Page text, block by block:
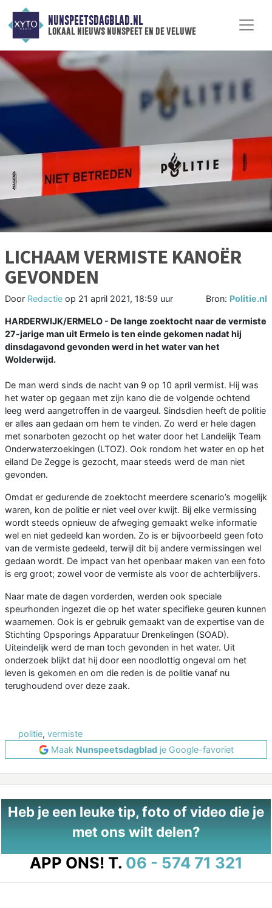
NUNSPEETSDAGBLAD.NL
lokaal nieuws nunspeet en de veluwe
LICHAAM VERMISTE KANOËR
GEVONDEN
Door Redactie op 21 april 2021, 18:59 uur Bron: Politie.nl
HARDERWIJK/ERMELO - De lange zoektocht naar de vermiste
27-jarige man uit Ermelo is ten einde gekomen nadat hij
dinsdagavond gevonden werd in het water van het
Wolderwijd.
De man werd sinds de nacht van 9 op 10 april vermist. Hij was
het water op gegaan met zijn kano die de volgende ochtend
leeg werd aangetroffen in de vaargeul. Sindsdien heeft de politie
er alles aan gedaan om hem te vinden. Zo werd er hele dagen
met sonarboten gezocht op het water door het Landelijk Team
Onderwaterzoekingen (LTOZ). Ook rondom het water en op het
eiland De Zegge is gezocht, maar steeds werd de man niet
gevonden.
Omdat er gedurende de zoektocht meerdere scenario’s mogelijk
waren, kon de politie er niet veel over kwijt. Bij elke vermissing
wordt steeds opnieuw de afweging gemaakt welke informatie
wel en niet gedeeld kan worden. Zo is er bijvoorbeeld geen foto
van de vermiste gedeeld, terwijl dit bij andere vermissingen wel
gedaan wordt. De impact van het openbaar maken van een foto
is erg groot; zowel voor de vermiste als voor de achterblijvers.
Naar mate de dagen vorderden, werden ook speciale
speurhonden ingezet die op het water specifieke geuren kunnen
waarnemen. Ook is er gebruik gemaakt van de expertise van de
Stichting Opsporings Apparatuur Drenkelingen (SOAD).
Uiteindelijk werd de man toch gevonden in het water. Uit
onderzoek blijkt dat hij door een noodlottig ongeval om het
leven is gekomen en om die reden is de politie vanaf nu
terughoudend over deze zaak.
politie, vermiste
Maak Nunspeetsdagbladje Google-favoriet
Heb je een leuke tip, foto of video die je
met ons wilt delen?
APP ONS! T. 06 - 574 71 321